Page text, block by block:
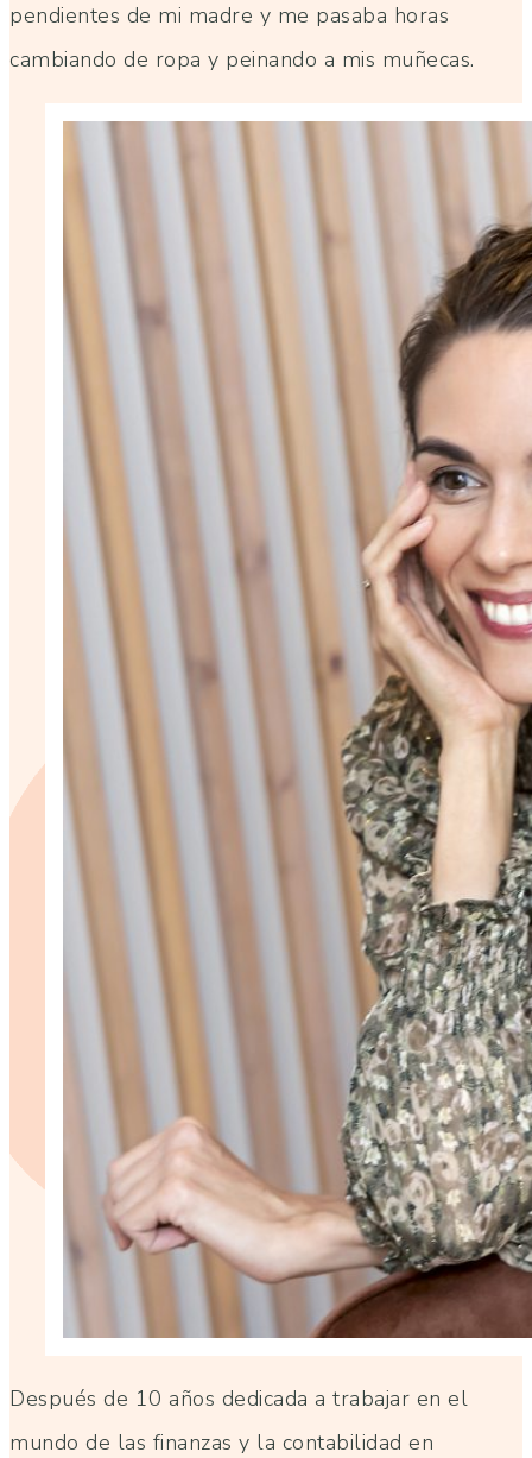
pendientes de mi madre y me pasaba horas
cambiando de ropa y peinando a mis muñecas.
Después de 10 años dedicada a trabajar en el
mundo de las finanzas y la contabilidad en